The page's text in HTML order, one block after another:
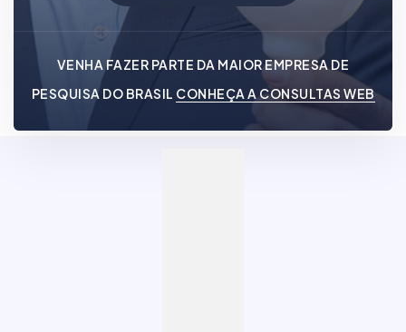
VENHA FAZER PARTE DA MAIOR EMPRESA DE
PESQUISA DO BRASIL CONHEÇA A CONSULTAS WEB